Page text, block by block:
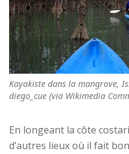
Kayakiste dans la mangrove,
diego_cue (via Wikimedia
En longeant la côte
d’autres lieux où il fait